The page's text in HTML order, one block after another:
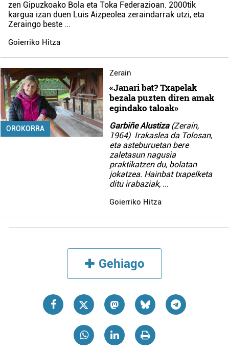
zen Gipuzkoako Bola eta Toka Federazioan. 2000tik
kargua izan duen Luis Aizpeolea zeraindarrak utzi, eta
Zeraingo beste ...
Goierriko Hitza
OROKORRA
Zerain
«Janari bat? Txapelak
bezala puzten diren amak
egindako taloak»
Garbiñe Alustiza(Zerain,
1964) Irakaslea da Tolosan,
eta asteburuetan bere
zaletasun nagusia
praktikatzen du, bolatan
jokatzea. Hainbat txapelketa
ditu irabaziak, ...
Goierriko Hitza
Gehiago